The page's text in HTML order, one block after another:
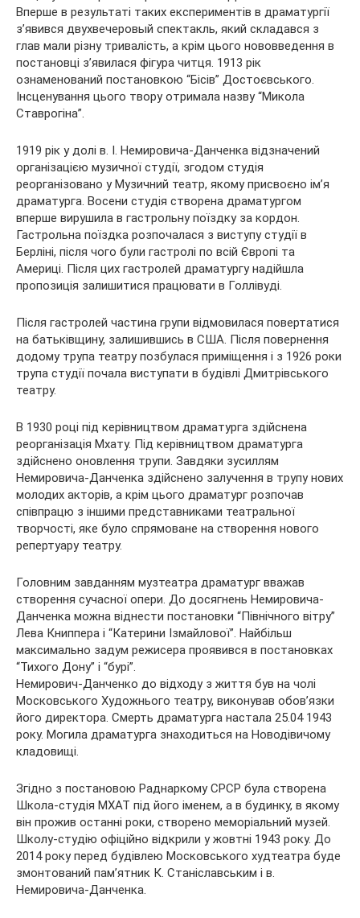
Вперше в результаті таких експериментів в драматургії
з’явився двухвечеровый спектакль, який складався з
глав мали різну тривалість, а крім цього нововведення в
постановці з’явилася фігура читця. 1913 рік
ознаменований постановкою “Бісів” Достоєвського.
Інсценування цього твору отримала назву “Микола
Ставрогіна”.
1919 рік у долі в. І. Немировича-Данченка відзначений
організацією музичної студії, згодом студія
реорганізовано у Музичний театр, якому присвоєно ім’я
драматурга. Восени студія створена драматургом
вперше вирушила в гастрольну поїздку за кордон.
Гастрольна поїздка розпочалася з виступу студії в
Берліні, після чого були гастролі по всій Європі та
Америці. Після цих гастролей драматургу надійшла
пропозиція залишитися працювати в Голлівуді.
Після гастролей частина групи відмовилася повертатися
на батьківщину, залишившись в США. Після повернення
додому трупа театру позбулася приміщення і з 1926 роки
трупа студії почала виступати в будівлі Дмитрівського
театру.
В 1930 році під керівництвом драматурга здійснена
реорганізація Мхату. Під керівництвом драматурга
здійснено оновлення трупи. Завдяки зусиллям
Немировича-Данченка здійснено залучення в трупу нових
молодих акторів, а крім цього драматург розпочав
співпрацю з іншими представниками театральної
творчості, яке було спрямоване на створення нового
репертуару театру.
Головним завданням музтеатра драматург вважав
створення сучасної опери. До досягнень Немировича-
Данченка можна віднести постановки “Північного вітру”
Лева Книппера і “Катерини Ізмайлової”. Найбільш
максимально задум режисера проявився в постановках
“Тихого Дону” і “бурі”.
Немирович-Данченко до відходу з життя був на чолі
Московського Художнього театру, виконував обов’язки
його директора. Смерть драматурга настала 25.04 1943
року. Могила драматурга знаходиться на Новодівичому
кладовищі.
Згідно з постановою Раднаркому СРСР була створена
Школа-студія МХАТ під його іменем, а в будинку, в якому
він прожив останні роки, створено меморіальний музей.
Школу-студію офіційно відкрили у жовтні 1943 року. До
2014 року перед будівлею Московського худтеатра буде
змонтований пам’ятник К. Станіславським і в.
Немировича-Данченка.